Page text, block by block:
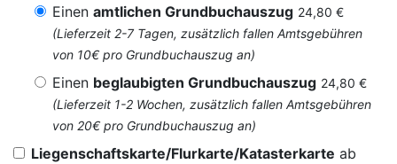
Einen amtlichen Grundbuchauszug 24,80 €
(Lieferzeit 2-7 Tagen, zusätzlich fallen Amtsgebühren
von 10€ pro Grundbuchauszug an)
Einen beglaubigten Grundbuchauszug 24,80 €
(Lieferzeit 1-2 Wochen, zusätzlich fallen Amtsgebühren
von 20€ pro Grundbuchauszug an)
Liegenschaftskarte/Flurkarte/Katasterkarte ab